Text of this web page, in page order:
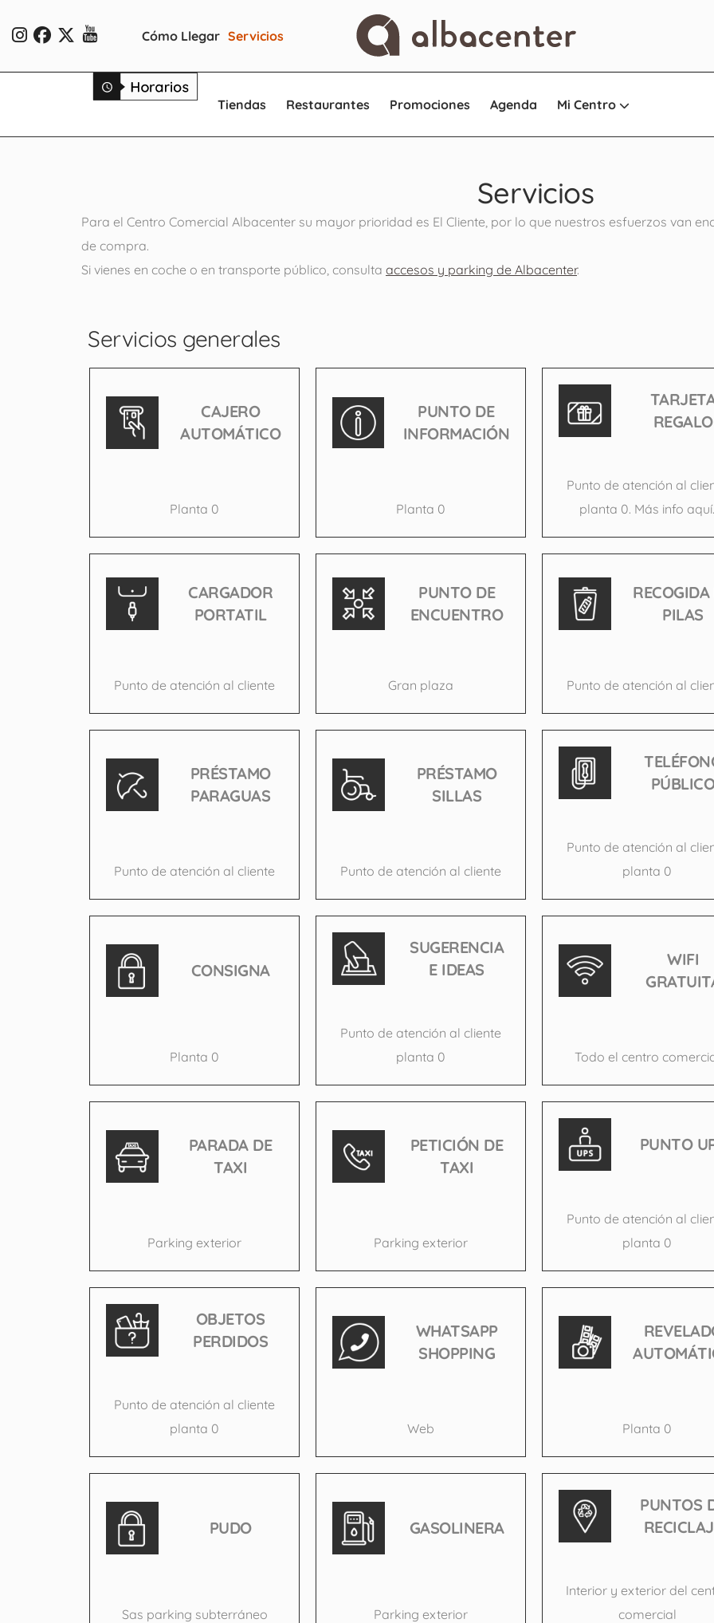
Cómo Llegar Servicios
Tiendas Restaurantes Promociones Agenda Mi Centro
Servicios
Para el Centro Comercial Albacenter su mayor prioridad es El Cliente, por lo que nuestros esfuerzos van
de compra.
Si vienes en coche o en transporte público, consulta accesos y parking de Albacenter.
Servicios generales
CAJERO
AUTOMÁTICO
Planta 0
PUNTO DE
INFORMACIÓN
Planta 0
REGALO
Punto de atención al
planta 0. Más info aquí.
CARGADOR
PORTATIL
Punto de atención al cliente
PUNTO DE
ENCUENTRO
Gran plaza
RECOGIDA
PILAS
Punto de atención al
PRÉSTAMO
PARAGUAS
Punto de atención al cliente
PRÉSTAMO
SILLAS
Punto de atención al cliente
Punto de atención al
planta 0
CONSIGNA
Planta 0
SUGERENCIA
E IDEAS
Punto de atención al cliente
planta 0
WIFI
Todo el centro
PARADA DE
TAXI
Parking exterior
PETICIÓN DE
TAXI
Parking exterior
PUNTO
Punto de atención al
planta 0
OBJETOS
PERDIDOS
Punto de atención al cliente
planta 0
WHATSAPP
SHOPPING
Web Planta 0
PUDO
Sas parking subterráneo
GASOLINERA
Parking exterior
PUNTOS
Interior y exterior del
comercial